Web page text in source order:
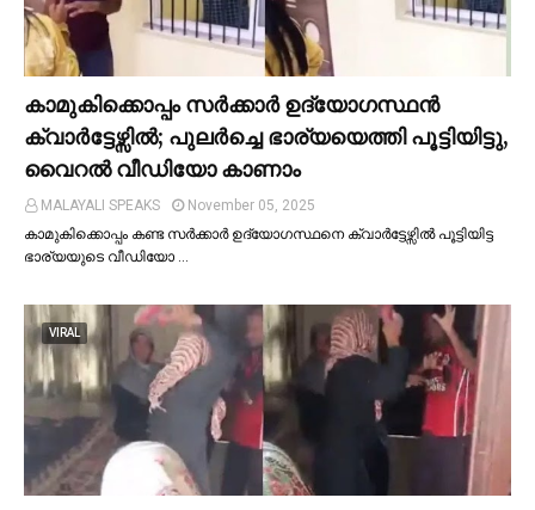
കാമുകിക്കൊപ്പം സര്‍ക്കാര്‍ ഉദ്യോഗസ്ഥൻ
ക്വാര്‍ട്ടേഴ്സില്‍; പുലര്‍ച്ചെ ഭാര്യയെത്തി പൂട്ടിയിട്ടു,
വൈറല്‍ വീഡിയോ കാണാം
MALAYALI SPEAKS
November 05, 2025
കാമുകിക്കൊപ്പം കണ്ട സർക്കാർ ഉദ്യോഗസ്ഥനെ ക്വാർട്ടേഴ്സില്‍ പൂട്ടിയിട്ട
ഭാര്യയുടെ വീഡിയോ …
VIRAL